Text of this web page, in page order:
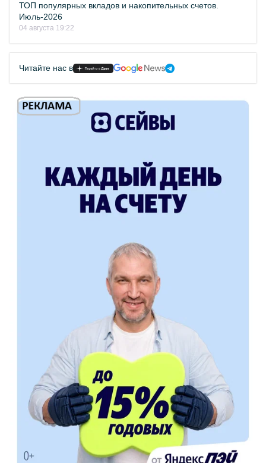
ТОП популярных вкладов и накопительных счетов.
Июль-2026
04 августа 19:22
Читайте нас в